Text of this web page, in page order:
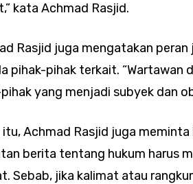
kata Achmad Rasjid.
Rasjid juga mengatakan
pihak-pihak terkait. “Wartawan
yang menjadi subyek dan
itu, Achmad Rasjid juga
berita tentang hukum harus
Sebab, jika kalimat atau